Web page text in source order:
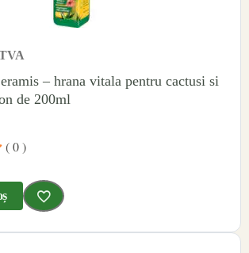
– hrana vitala pentru cactusi si
de 200ml
( 0 )